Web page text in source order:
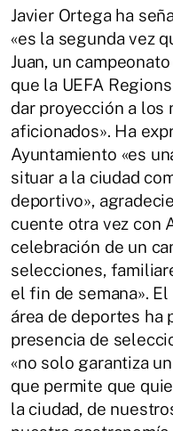
Javier Ortega ha
«es la segunda vez
Juan, un
que la UEFA
dar proyección a los
aficionados». Ha
Ayuntamiento «es
situar a la ciudad
deportivo»,
cuente otra vez con
celebración de un
selecciones,
el fin de semana».
área de deportes ha
presencia de
«no solo garantiza
que permite que
la ciudad, de